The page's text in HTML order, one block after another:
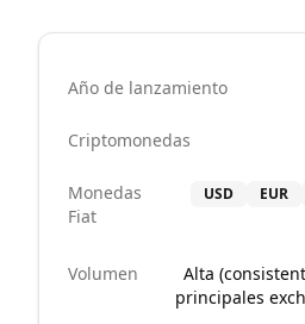
Año de lanzamiento
Criptomonedas
Monedas
Fiat
USD EUR
Volumen
Alta
principales